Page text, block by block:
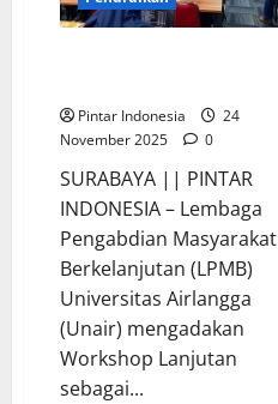
Pintar Indonesia
24
November 2025
0
SURABAYA || PINTAR
INDONESIA – Lembaga
Pengabdian Masyarakat
Berkelanjutan (LPMB)
Universitas Airlangga
(Unair) mengadakan
Workshop Lanjutan
sebagai...